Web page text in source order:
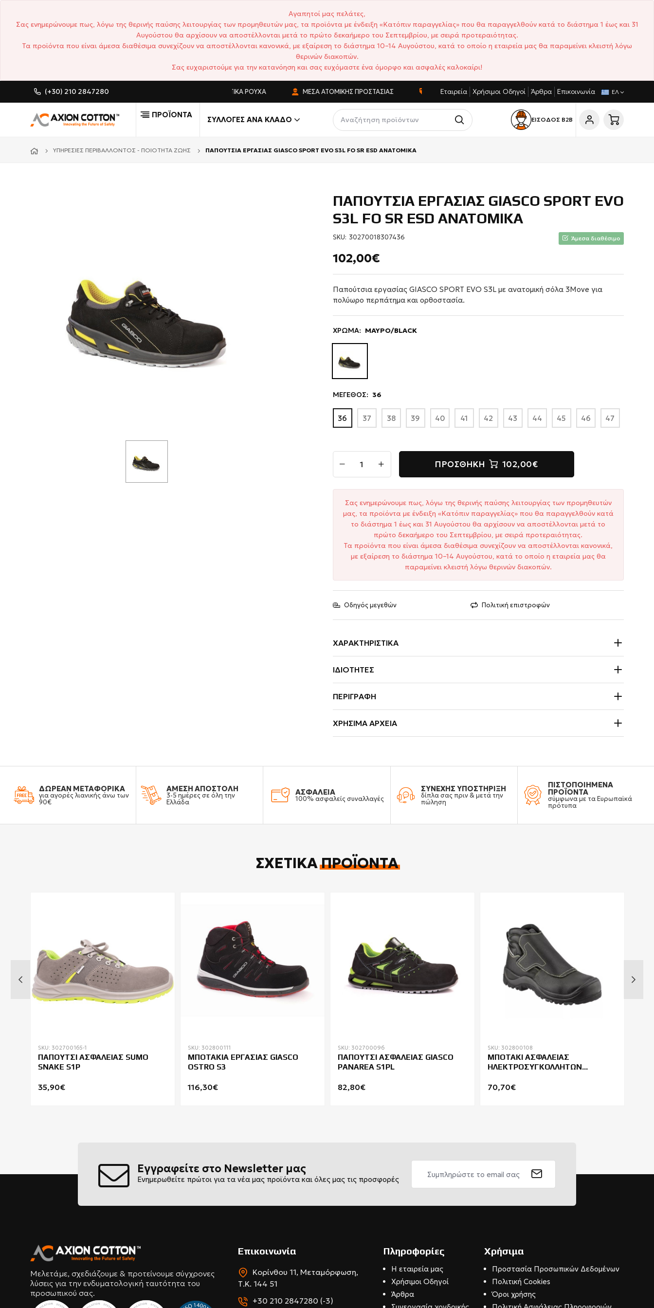
Αγαπητοί μας πελάτες,
Σας ενημερώνουμε πως, λόγω της θερινής παύσης λειτουργίας των προμηθευτών μας, τα προϊόντα με ένδειξη «Κατόπιν παραγγελίας» που θα παραγγελθούν κατά το διάστημα 1 έως και 31
Αυγούστου θα αρχίσουν να αποστέλλονται μετά το πρώτο δεκαήμερο του Σεπτεμβρίου, με σειρά προτεραιότητας.
Τα προϊόντα που είναι άμεσα διαθέσιμα συνεχίζουν να αποστέλλονται κανονικά, με εξαίρεση το διάστημα 10–14 Αυγούστου, κατά το οποίο η εταιρεία μας θα παραμείνει κλειστή λόγω
θερινών διακοπών.
Σας ευχαριστούμε για την κατανόηση και σας ευχόμαστε ένα όμορφο και ασφαλές καλοκαίρι!
(+30) 210 2847280 CUSTOM MADE ΕΠΑΓΓΕΛΜΑΤΙΚΆ ΡΟΎΧΑ ΜΈΣΑ ΑΤΟΜΙΚΉΣ ΠΡΟΣΤΑΣΊΑΣ ΑΝΤΑΓΩΝΙΣΤΙΚΈΣ ΤΙΜΈΣ ΣΎΝΤΟΜΟΙ ΧΡΌΝΟΙ ΠΑΡΆΔΟΣΗΣ
Εταιρεία Χρήσιμοι Οδηγοί Άρθρα Επικοινωνία ΕΛ
ΠΡΟΪΟΝΤΑ
ΣΥΛΛΟΓΈΣ ΑΝΆ ΚΛΆΔΟ ΕΙΣΟΔΟΣ Β2Β
ΥΠΗΡΕΣΊΕΣ ΠΕΡΙΒΆΛΛΟΝΤΟΣ - ΠΟΙΌΤΗΤΑ ΖΩΉΣ ΠΑΠΟΥΤΣΙΑ ΕΡΓΑΣΙΑΣ GIASCO SPORT EVO S3L FO SR ESD ΑΝΑΤΟΜΙΚΑ
ΠΑΠΟΥΤΣΙΑ ΕΡΓΑΣΙΑΣ GIASCO SPORT EVO
S3L FO SR ESD ΑΝΑΤΟΜΙΚΑ
SKU: 30270018307436 Άμεσα διαθέσιμο
102,00€
Παπούτσια εργασίας GIASCO SPORT EVO S3L με ανατομική σόλα 3Move για
πολύωρο περπάτημα και ορθοστασία.
ΧΡΩΜΑ: ΜΑΥΡΟ/BLACK
ΜΕΓΕΘΟΣ: 36
36 37 38 39 40 41 42 43 44 45 46 47
ΠΡΟΣΘΉΚΗ 102,00€
Σας ενημερώνουμε πως, λόγω της θερινής παύσης λειτουργίας των προμηθευτών
μας, τα προϊόντα με ένδειξη «Κατόπιν παραγγελίας» που θα παραγγελθούν κατά
το διάστημα 1 έως και 31 Αυγούστου θα αρχίσουν να αποστέλλονται μετά το
πρώτο δεκαήμερο του Σεπτεμβρίου, με σειρά προτεραιότητας.
Τα προϊόντα που είναι άμεσα διαθέσιμα συνεχίζουν να αποστέλλονται κανονικά,
με εξαίρεση το διάστημα 10–14 Αυγούστου, κατά το οποίο η εταιρεία μας θα
παραμείνει κλειστή λόγω θερινών διακοπών.
Οδηγός μεγεθών Πολιτική επιστροφών
ΧΑΡΑΚΤΗΡΙΣΤΙΚΆ
ΙΔΙΌΤΗΤΕΣ
ΠΕΡΙΓΡΑΦΉ
ΧΡΉΣΙΜΑ ΑΡΧΕΊΑ
ΔΩΡΕΑΝ ΜΕΤΑΦΟΡΙΚΑ
για αγορές λιανικής άνω των
90€
ΑΜΕΣΗ ΑΠΟΣΤΟΛΗ
3-5 ημέρες σε όλη την
Ελλάδα
ΑΣΦΑΛΕΙΑ
100% ασφαλείς συναλλαγές
ΣΥΝΕΧΗΣ ΥΠΟΣΤΗΡΙΞΗ
δίπλα σας πριν & μετά την
πώληση
ΠΙΣΤΟΠΟΙΗΜΕΝΑ
ΠΡΟΪΟΝΤΑ
σύμφωνα με τα Ευρωπαϊκά
πρότυπα
ΣΧΕΤΙΚΆΠΡΟΪΌΝΤΑ
SKU: 302700165-1
ΠΑΠΟΥΤΣΙ ΑΣΦΑΛΕΙΑΣ SUMO
SNAKE S1P
35,90€
SKU: 302800111
ΜΠΟΤΑΚΙΑ ΕΡΓΑΣΙΑΣ GIASCO
OSTRO S3
116,30€
SKU: 302700096
ΠΑΠΟΥΤΣΙ ΑΣΦΑΛΕΙΑΣ GIASCO
PANAREA S1PL
82,80€
SKU: 302800108
ΜΠΟΤΑΚΙ ΑΣΦΑΛΕΙΑΣ
ΗΛΕΚΤΡΟΣΥΓΚΟΛΛΗΤΩΝ
70,70€
Εγγραφείτε στο Newsletter μας
Ενημερωθείτε πρώτοι για τα νέα μας προϊόντα και όλες μας τις προσφορές
Μελετάμε, σχεδιάζουμε & προτείνουμε σύγχρονες
λύσεις για την ενδυματολογική ταυτότητα του
προσωπικού σας.
Επικοινωνία
Κορίνθου 11, Μεταμόρφωση,
Τ.Κ. 144 51
+30 210 2847280 (-3)
Πληροφορίες
Η εταιρεία μας
Χρήσιμοι Οδηγοί
Άρθρα
Χρήσιμα
Προστασία Προσωπικών Δεδομένων
Πολιτική Cookies
Όροι χρήσης